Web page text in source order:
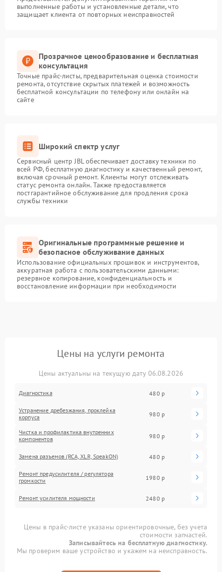
выполненные работы и установленные детали, что
защищает клиента от повторных неисправностей
Прозрачное ценообразование и бесплатная
консультация
Точные прайс-листы, предварительная оценка стоимости
ремонта, отсутствие скрытых платежей и возможность
бесплатной консультации по телефону или онлайн на
сайте
Широкий спектр услуг
Сервисный центр JBL обеспечивает доставку техники по
всей РФ, бесплатную диагностику и качественный ремонт,
включая срочный ремонт. Клиенты могут отслеживать
статус ремонта онлайн. Также предоставляется
постгарантийное обслуживание для продления срока
службы техники
Оригинальные программные решение и
безопасное обслуживание данных
Использование официальных прошивок и инструментов,
аккуратная работа с пользовательскими данными:
резервное копирование, конфиденциальность и
восстановление информации при необходимости
Цены на услуги ремонта
Цены актуальны на текущую дату 06.08.2026
Диагностика 480 р
Устранение дребезжания, проклейка
корпуса
980 р
Чистка и профилактика внутренних
компонентов
980 р
Замена разъемов (RCA, XLR, SpeakON) 480 р
Ремонт предусилителя / регулятора
громкости
1980 р
Ремонт усилителя мощности 2480 р
Цены в прайс-листе указаны ориентировочные, без учета
стоимости запчастей.
Записывайтесь на бесплатную диагностику.
Мы проверим ваше устройство и укажем на неисправность.